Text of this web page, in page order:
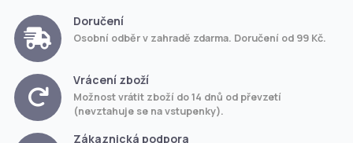
Doručení
Osobní odběr v zahradě zdarma. Doručení od 99 Kč.
Vrácení zboží
Možnost vrátit zboží do 14 dnů od převzetí
(nevztahuje se na vstupenky).
Zákaznická podpora